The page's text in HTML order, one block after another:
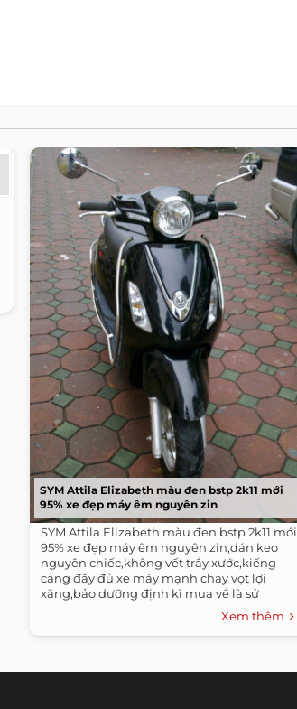
SYM Attila Elizabeth màu đen bstp 2k11 mới
95% xe đẹp máy êm nguyên zin
SYM Attila Elizabeth màu đen bstp 2k11 mới
95% xe đẹp máy êm nguyên zin,dán keo
nguyên chiếc,không vết trầy xước,kiếng
cảng đầy đủ xe máy mạnh chạy vọt lợi
xăng,bảo dưỡng định kì mua về là sử
Xem thêm